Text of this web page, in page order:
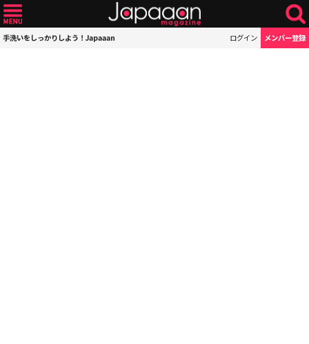
手洗いをしっかりしよう！Japaaan ログイン メンバー登録